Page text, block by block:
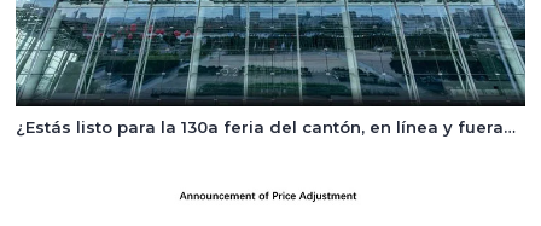
¿Estás listo para la 130a feria del cantón, en línea y fuera